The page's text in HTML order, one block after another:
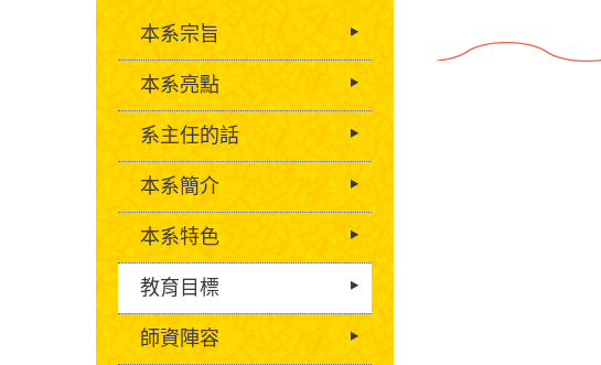
本系宗旨
本系亮點
系主任的話
本系簡介
本系特色
教育目標
師資陣容